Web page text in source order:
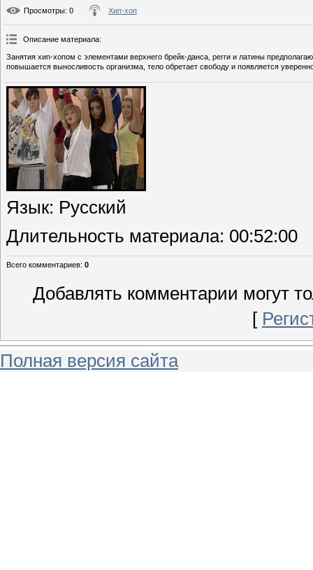
Просмотры: 0 Хип-хоп
Описание материала:
Занятия хип-хопом с элементами верхнего брейк-данса, регги и латины
повышается выносливость организма, тело обретает свободу и появляется
Язык: Русский
Длительность материала: 00:52:00
Всего комментариев: 0
Добавлять комментарии могут
[
Полная версия сайта